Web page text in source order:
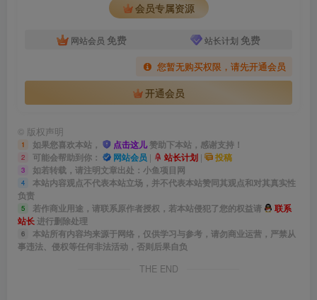
会员专属资源
网站会员 免费 站长计划 免费
您暂无购买权限，请先开通会员
开通会员
© 版权声明
1 如果您喜欢本站， 点击这儿赞助下本站，感谢支持！
2 可能会帮助到你： 网站会员 | 站长计划 | 投稿
3 如若转载，请注明文章出处：小鱼项目网
4
本站内容观点不代表本站立场，并不代表本站赞同其观点和对其真实性
负责
5 若作商业用途，请联系原作者授权，若本站侵犯了您的权益请
联系
站长进行删除处理
6
本站所有内容均来源于网络，仅供学习与参考，请勿商业运营，严禁从
事违法、侵权等任何非法活动，否则后果自负
THE END